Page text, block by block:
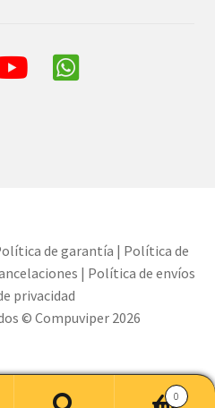
0
de garantía | Política de
| Política de envíos
privacidad
© Compuviper 2026